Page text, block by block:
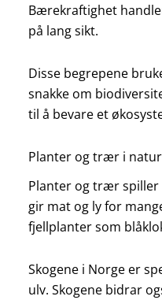
Bærekraftighet
på lang sikt.
Disse begrepene
snakke om
til å bevare et
Planter og trær i
Planter og trær spiller
gir mat og ly for
fjellplanter som
Skogene i Norge er
ulv. Skogene bidrar